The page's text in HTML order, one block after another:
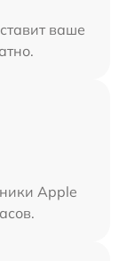
ваше
Apple